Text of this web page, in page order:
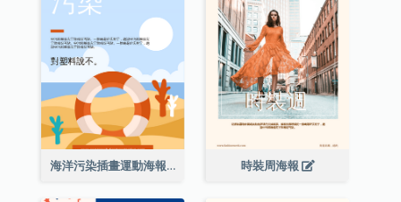
海洋污染插畫運動海報 時裝周海報